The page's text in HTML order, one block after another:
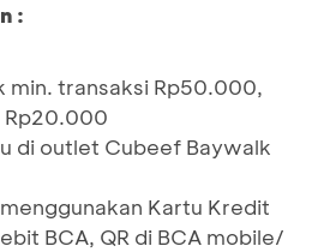
:
min. transaksi Rp50.000,
Rp20.000
di outlet Cubeef Baywalk
Kartu Kredit
BCA, QR di BCA mobile/